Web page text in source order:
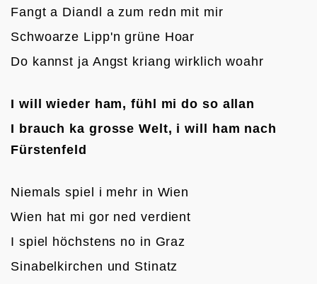
Fangt a Diandl a zum redn mit mir
Schwoarze Lipp'n grüne Hoar
Do kannst ja Angst kriang wirklich woahr
I will wieder ham, fühl mi do so allan
I brauch ka grosse Welt, i will ham nach
Fürstenfeld
Niemals spiel i mehr in Wien
Wien hat mi gor ned verdient
I spiel höchstens no in Graz
Sinabelkirchen und Stinatz